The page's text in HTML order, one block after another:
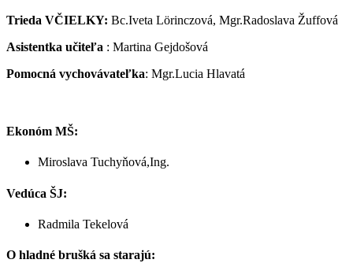
Trieda VČIELKY: Bc.Iveta Lörinczová, Mgr.Radoslava Žuffová
Asistentka učiteľa : Martina Gejdošová
Pomocná vychovávateľka: Mgr.Lucia Hlavatá
Ekonóm MŠ:
Miroslava Tuchyňová,Ing.
Vedúca ŠJ:
Radmila Tekelová
O hladné brušká sa starajú: